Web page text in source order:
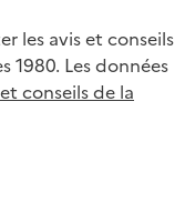
les avis et conseils
1980. Les données
conseils de la